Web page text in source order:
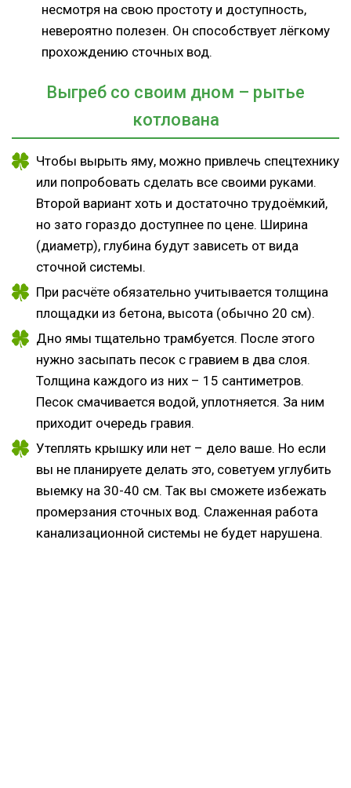
несмотря на свою простоту и доступность,
невероятно полезен. Он способствует лёгкому
прохождению сточных вод.
Выгреб со своим дном – рытье
котлована
Чтобы вырыть яму, можно привлечь спецтехнику
или попробовать сделать все своими руками.
Второй вариант хоть и достаточно трудоёмкий,
но зато гораздо доступнее по цене. Ширина
(диаметр), глубина будут зависеть от вида
сточной системы.
При расчёте обязательно учитывается толщина
площадки из бетона, высота (обычно 20 см).
Дно ямы тщательно трамбуется. После этого
нужно засыпать песок с гравием в два слоя.
Толщина каждого из них – 15 сантиметров.
Песок смачивается водой, уплотняется. За ним
приходит очередь гравия.
Утеплять крышку или нет – дело ваше. Но если
вы не планируете делать это, советуем углубить
выемку на 30-40 см. Так вы сможете избежать
промерзания сточных вод. Слаженная работа
канализационной системы не будет нарушена.